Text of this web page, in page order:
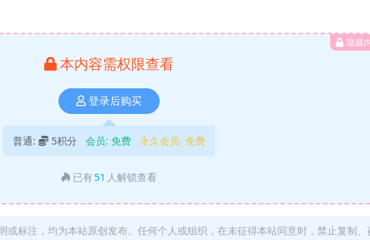
隐藏
本内容需权限查看
登录后购买
普通: 5积分 会员: 免费 永久会员: 免费
已有 51 人解锁查看
或标注，均为本站原创发布。任何个人或组织，在未征得本站同意时，禁止复制、